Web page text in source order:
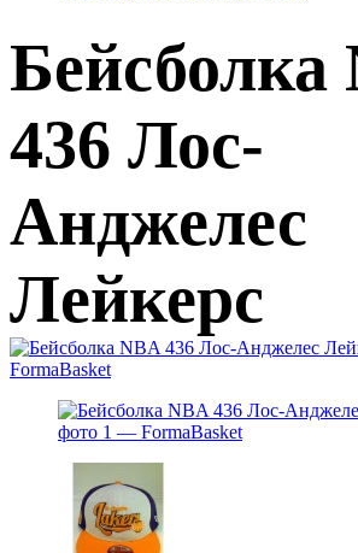
Бейсболка
436 Лос-
Анджелес
Лейкерс